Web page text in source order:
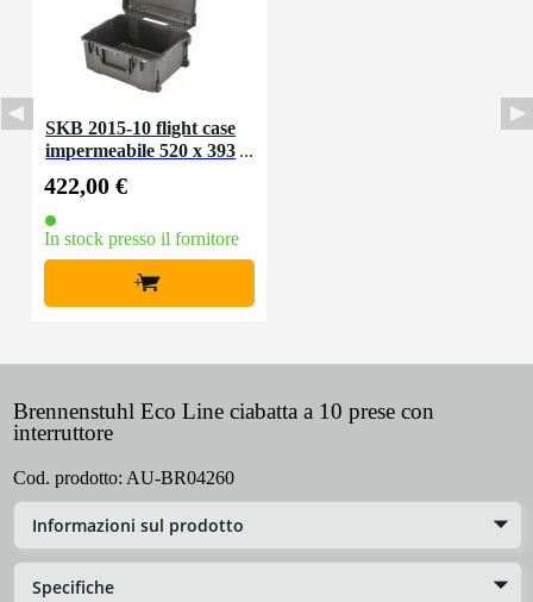
SKB 2015-10 flight case
impermeabile 520 x 393
422,00 €
In stock presso il fornitore
+
Brennenstuhl Eco Line ciabatta a 10 prese con
interruttore
Cod. prodotto: AU-BR04260
Informazioni sul prodotto
Specifiche